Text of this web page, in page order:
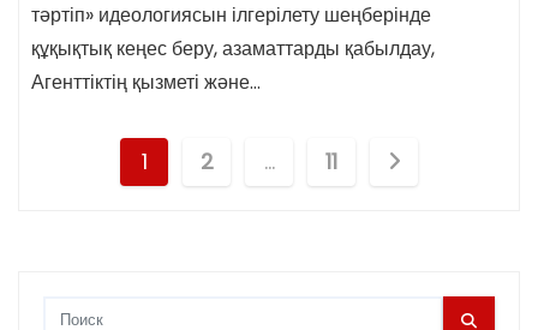
тәртіп» идеологиясын ілгерілету шеңберінде
құқықтық кеңес беру, азаматтарды қабылдау,
Агенттіктің қызметі және…
1 2 … 11